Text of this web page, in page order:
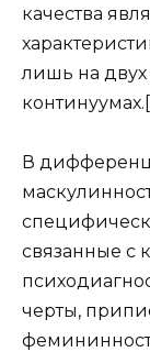
качества
лишь на
В
связанные с
черты,